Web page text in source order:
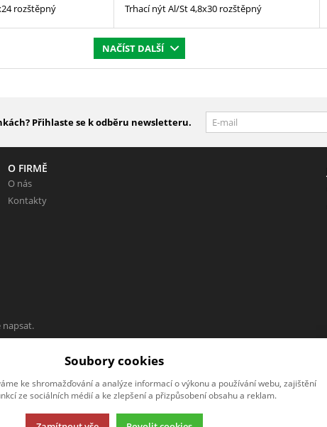
rozštěpný Trhací nýt Al/St 4,8x30 rozštěpný
NAČÍST DALŠÍ
Přihlaste se k odběru newsletteru.
O FIRMĚ
O nás
Kontakty
napsat.
Soubory cookies
ke shromažďování a analýze informací o výkonu a používání webu, zajištění
ze sociálních médií a ke zlepšení a přizpůsobení obsahu a reklam.